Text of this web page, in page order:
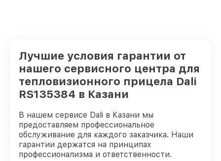
Лучшие условия гарантии от
нашего сервисного центра для
тепловизионного прицела Dali
RS135384 в Казани
В нашем сервисе Dali в Казани мы
предоставляем профессиональное
обслуживание для каждого заказчика. Наши
гарантии держатся на принципах
профессионализма и ответственности.